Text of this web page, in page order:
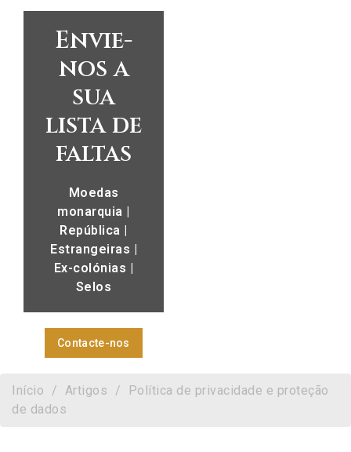
Envie-
nos a
sua
lista de
faltas
Moedas
monarquia |
República |
Estrangeiras |
Ex-colónias |
Selos
Contacte-nos
Início Artigos
Política de privacidade e proteção
de dados